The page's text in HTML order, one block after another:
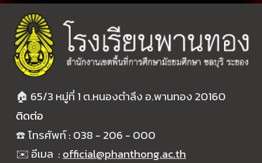
🏠 65/3 หมู่ที่ 1 ต.หนองตำลึง อ.พานทอง 20160
ติดต่อ
☎️โทรศัพท์ : 038 - 206 - 000
✉️ อีเมล : official@phanthong.ac.th